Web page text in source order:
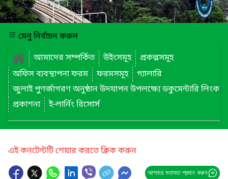
মেনু নির্বাচন করুন
আমাদের সম্পর্কিত
উইংসমূহ
প্রকল্পসমূহ
অফিস ব্যবস্থাপনা ফরম
ফরমসমূহ
গ্যালারি
জুলাই পুণর্জাগরণ অনুষ্ঠান উদযাপন উপলক্ষ্যে ডকুমেন্টারি লিংক
প্রকাশনা
ই-লার্নিং রিসোর্স
এই কনটেন্টটি শেয়ার করতে ক্লিক করুন
আপনার মতামত প্রদান করুন